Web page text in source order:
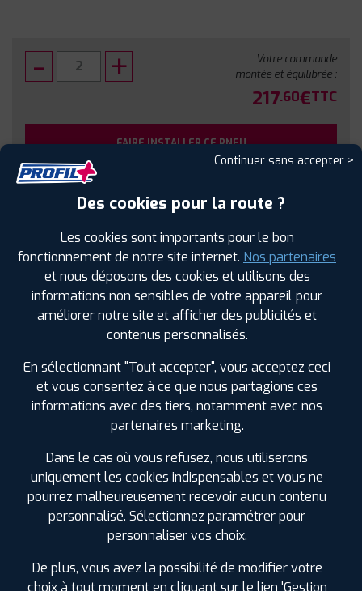
Votre commande
montée et équilibrée :
217.60€TTC
FAIRE INSTALLER CE PNEU
Sous réserve de disponibilité en agence
SPÉCIFICATIONS AVIS CLIENTS ÉTIQUETAGE
Étiquetage
Continuer sans accepter >
Des cookies pour la route ?
Les cookies sont importants pour le bon
fonctionnement de notre site internet. Nos partenaires
et nous déposons des cookies et utilisons des
informations non sensibles de votre appareil pour
améliorer notre site et afficher des publicités et
contenus personnalisés.
En sélectionnant "Tout accepter", vous acceptez ceci
et vous consentez à ce que nous partagions ces
informations avec des tiers, notamment avec nos
partenaires marketing.
Dans le cas où vous refusez, nous utiliserons
uniquement les cookies indispensables et vous ne
pourrez malheureusement recevoir aucun contenu
personnalisé. Sélectionnez paramétrer pour
personnaliser vos choix.
De plus, vous avez la possibilité de modifier votre
choix à tout moment en cliquant sur le lien 'Gestion